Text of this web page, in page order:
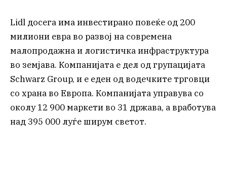
Lidl досега има инвестирано повеќе од 200
милиони евра во развој на современа
малопродажна и логистичка инфраструктура
во земјава. Компанијата е дел од групацијата
Schwarz Group, и е еден од водечките трговци
со храна во Европа. Компанијата управува со
околу 12 900 маркети во 31 држава, а вработува
над 395 000 луѓе ширум светот.